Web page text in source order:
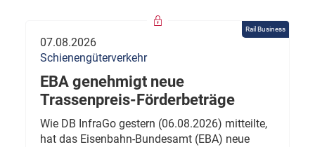
Rail Business
07.08.2026
Schienengüterverkehr
EBA genehmigt neue
Trassenpreis-Förderbeträge
Wie DB InfraGo gestern (06.08.2026) mitteilte,
hat das Eisenbahn-Bundesamt (EBA) neue